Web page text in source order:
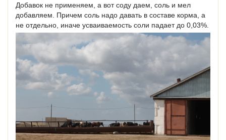
Добавок не применяем, а вот соду даем, соль и мел
добавляем. Причем соль надо давать в составе корма, а
не отдельно, иначе усваиваемость соли падает до 0,03%.